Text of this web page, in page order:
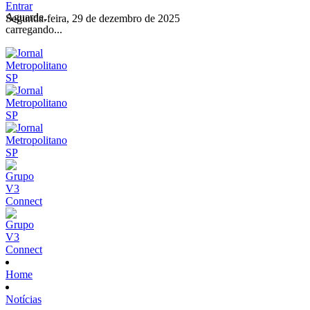
Aguarde,
carregando...
Entrar
Segunda-feira, 29 de dezembro de 2025
Home
Notícias